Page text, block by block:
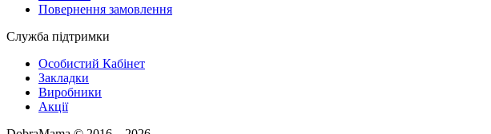
Повернення замовлення
Служба підтримки
Особистий Кабінет
Закладки
Виробники
Акції